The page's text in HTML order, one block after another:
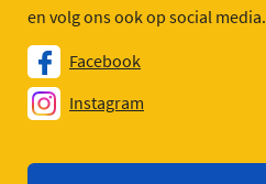
en volg ons ook op social media.
Facebook
Instagram